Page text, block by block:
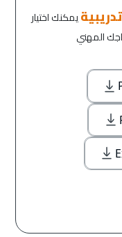
يمكنك اختيار
المهني